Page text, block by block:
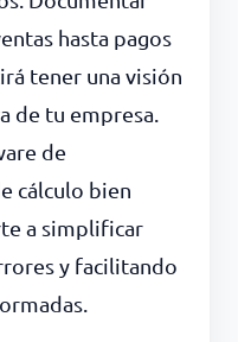
hasta pagos
tener una visión
de tu empresa.
de
cálculo bien
a simplificar
y facilitando